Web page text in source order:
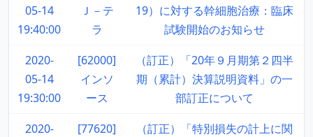
05-14
19:40:00
Ｊ－テ
ラ
19）に対する幹細胞治療：臨床
試験開始のお知らせ
2020-
05-14
19:30:00
[62000]
インソ
ース
（訂正）「20年９月期第２四半
期（累計）決算説明資料」の一
部訂正について
2020-
[77620]
（訂正）「特別損失の計上に関